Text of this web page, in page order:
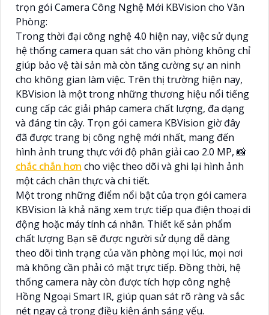
trọn gói Camera Công Nghệ Mới KBVision cho Văn
Phòng:
Trong thời đại công nghệ 4.0 hiện nay, việc sử dụng
hệ thống camera quan sát cho văn phòng không chỉ
giúp bảo vệ tài sản mà còn tăng cường sự an ninh
cho không gian làm việc. Trên thị trường hiện nay,
KBVision là một trong những thương hiệu nổi tiếng
cung cấp các giải pháp camera chất lượng, đa dạng
và đáng tin cậy. Trọn gói camera KBVision giờ đây
đã được trang bị công nghệ mới nhất, mang đến
hình ảnh trung thực với độ phân giải cao 2.0 MP, 📸
chắc chắn hơn cho việc theo dõi và ghi lại hình ảnh
một cách chân thực và chi tiết.
Một trong những điểm nổi bật của trọn gói camera
KBVision là khả năng xem trực tiếp qua điện thoại di
động hoặc máy tính cá nhân. Thiết kế sản phẩm
chất lượng Bạn sẽ được người sử dụng dễ dàng
theo dõi tình trạng của văn phòng mọi lúc, mọi nơi
mà không cần phải có mặt trực tiếp. Đồng thời, hệ
thống camera này còn được tích hợp công nghệ
Hồng Ngoại Smart IR, giúp quan sát rõ ràng và sắc
nét ngay cả trong điều kiện ánh sáng yếu.